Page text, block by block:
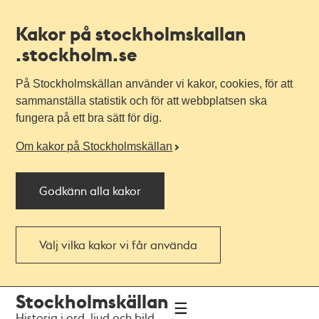
Kakor på stockholmskallan
.stockholm.se
På Stockholmskällan använder vi kakor, cookies, för att
sammanställa statistik och för att webbplatsen ska
fungera på ett bra sätt för dig.
Om kakor på Stockholmskällan
Godkänn alla kakor
Välj vilka kakor vi får använda
navigationen
huvudinnehållet
Stockholmskällan